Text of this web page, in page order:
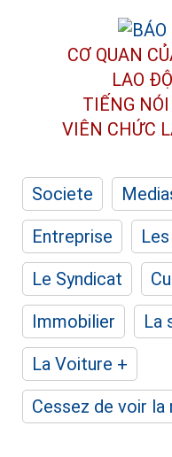
CƠ QUAN
LAO
TIẾNG
VIÊN CHỨC
Societe
Entreprise
Le Syndicat
Immobilier
La
La Voiture +
Cessez de voir